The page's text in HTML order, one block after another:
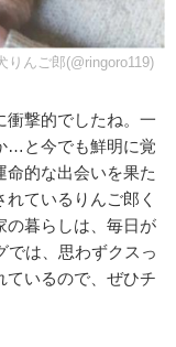
りんご郎(@ringoro119)
衝撃的でしたね。一
…と今でも鮮明に覚
命的な出会いを果た
ているりんご郎く
の暮らしは、毎日が
では、思わずクスっ
ているので、ぜひチ